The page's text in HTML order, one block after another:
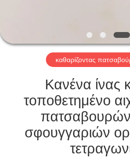
ΕΡΓΟΣΤΆΣΙΟ
ΈΛΕΓΧΟΣ
ΠΟΙΌΤΗΤΑΣ
ΕΠΙΚΟΙΝΩΝΉΣΤΕ
ΜΑΖΊ
καθαρίζοντας
Κανένα ίνας
τοποθετημένο
πατσαβουρών
σφουγγαριών